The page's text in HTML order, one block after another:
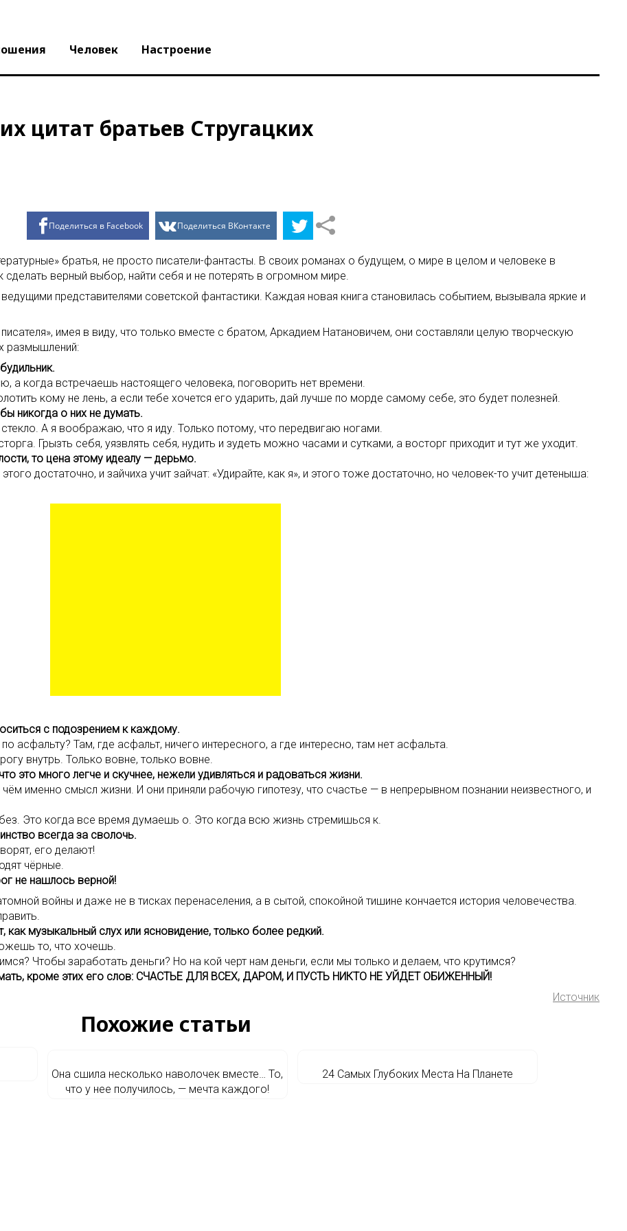
Человек Настроение
цитат братьев Стругацких
Поделиться в Facebook Поделиться ВКонтакте
братья, не просто писатели-фантасты. В своих романах о будущем, о мире в целом и человеке в
верный выбор, найти себя и не потерять в огромном мире.
представителями советской фантастики. Каждая новая книга становилась событием, вызывала яркие и
имея в виду, что только вместе с братом, Аркадием Натановичем, они составляли целую творческую
размышлений:
когда встречаешь настоящего человека, поговорить нет времени.
кому не лень, а если тебе хочется его ударить, дай лучше по морде самому себе, это будет полезней.
никогда о них не думать.
А я воображаю, что я иду. Только потому, что передвигаю ногами.
Грызть себя, уязвлять себя, нудить и зудеть можно часами и сутками, а восторг приходит и тут же уходит.
то цена этому идеалу — дерьмо.
достаточно, и зайчиха учит зайчат: «Удирайте, как я», и этого тоже достаточно, но человек-то учит детеныша:
с подозрением к каждому.
Там, где асфальт, ничего интересного, а где интересно, там нет асфальта.
внутрь. Только вовне, только вовне.
это много легче и скучнее, нежели удивляться и радоваться жизни.
чём именно смысл жизни. И они приняли рабочую гипотезу, что счастье — в непрерывном познании неизвестного, и
Это когда все время думаешь о. Это когда всю жизнь стремишься к.
всегда за сволочь.
его делают!
чёрные.
не нашлось верной!
войны и даже не в тисках перенаселения, а в сытой, спокойной тишине кончается история человечества.
музыкальный слух или ясновидение, только более редкий.
то, что хочешь.
Чтобы заработать деньги? Но на кой черт нам деньги, если мы только и делаем, что крутимся?
кроме этих его слов: СЧАСТЬЕ ДЛЯ ВСЕХ, ДАРОМ, И ПУСТЬ НИКТО НЕ УЙДЕТ ОБИЖЕННЫЙ!
Источник
Похожие статьи
Она сшила несколько наволочек вместе… То,
что у нее получилось, — мечта каждого!
24 Самых Глубоких Места На Планете